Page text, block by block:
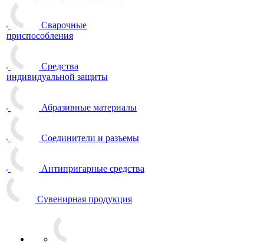
Сварочные
приспособления
Средства
индивидуальной защиты
Абразивные материалы
Соединители и разъемы
Антипригарные средства
Сувенирная продукция